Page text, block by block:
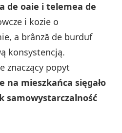
de oaie i telemea de
i kozie o
a brânză de burduf
konsystencją.
znaczący popyt
na mieszkańca sięgało
samowystarczalność